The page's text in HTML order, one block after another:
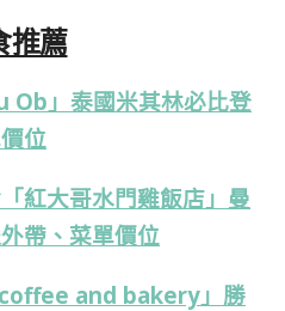
推薦
Ob」泰國米其林必比登
位
紅大哥水門雞飯店」曼
帶、菜單價位
and bakery」勝